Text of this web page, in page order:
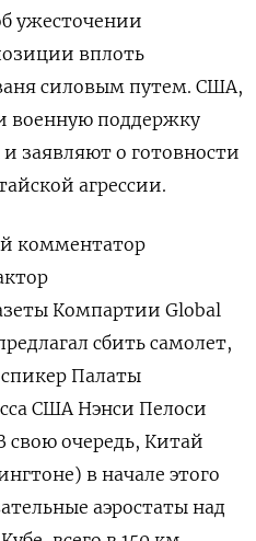
ужесточении
вплоть
силовым путем. США,
военную поддержку
и заявляют о готовности
агрессии.
комментатор
Компартии Global
сбить самолет,
Палаты
США Нэнси Пелоси
свою очередь, Китай
в начале этого
аэростаты над